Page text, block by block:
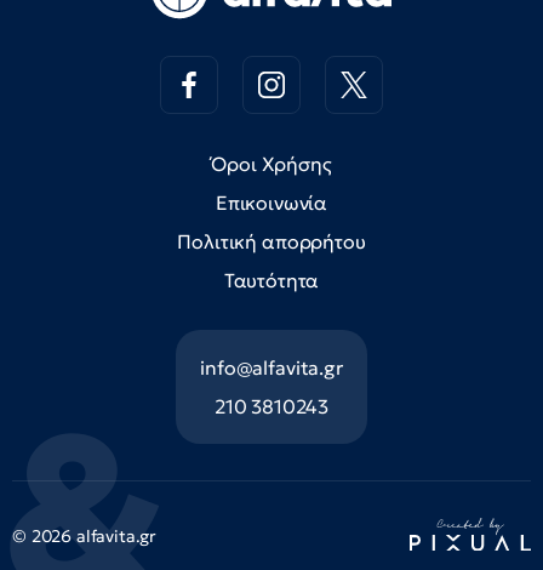
Όροι Χρήσης
Επικοινωνία
Πολιτική απορρήτου
Ταυτότητα
info@alfavita.gr
210 3810243
© 2026 alfavita.gr